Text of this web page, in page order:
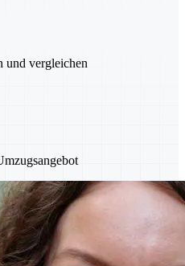
und vergleichen